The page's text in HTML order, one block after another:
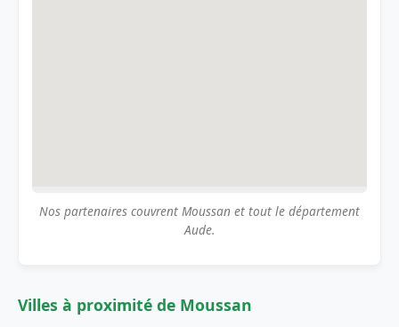
Nos partenaires couvrent Moussan et tout le département
Aude.
Villes à proximité de Moussan